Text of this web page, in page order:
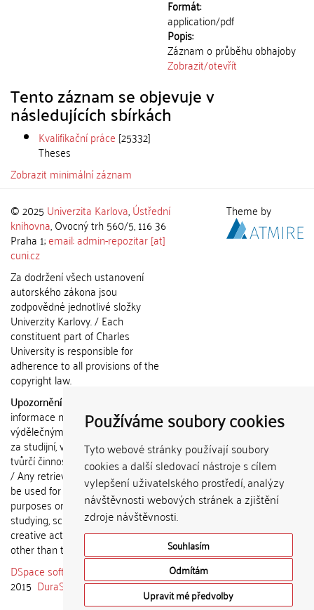
Používáme soubory cookies
Tyto webové stránky používají soubory
cookies a další sledovací nástroje s cílem
vylepšení uživatelského prostředí, analýzy
návštěvnosti webových stránek a zjištění
zdroje návštěvnosti.
Souhlasím
Odmítám
Upravit mé předvolby
Formát:
application/pdf
Popis:
Záznam o průběhu obhajoby
Zobrazit/otevřít
Tento záznam se objevuje v
následujících sbírkách
Kvalifikační práce [25332]
Theses
Zobrazit minimální záznam
© 2025 Univerzita Karlova,Ústřední
knihovna, Ovocný trh 560/5, 116 36
Praha 1;email: admin-repozitar [at]
cuni.cz
Za dodržení všech ustanovení
autorského zákona jsou
zodpovědné jednotlivé složky
Univerzity Karlovy. / Each
constituent part of Charles
University is responsible for
adherence to all provisions of the
copyright law.
Upozornění / Notice:
informace nemohou být použity k
výdělečným účelům nebo vydávány
za studijní, vědeckou nebo jinou
tvůrčí činnost jiné osoby než autora.
/ Any retrieved information shall not
be used for any commercial
purposes or claimed as results of
studying, scientific or any other
creative activities of any person
other than the author.
DSpace software
copyright © 2002-
2015 DuraSpace
Theme by